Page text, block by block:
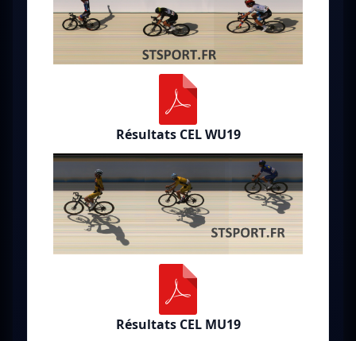
Résultats CEL WU19
Résultats CEL MU19